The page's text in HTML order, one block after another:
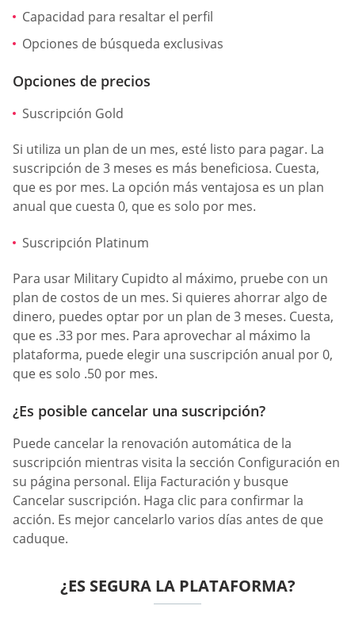
Capacidad para resaltar el perfil
Opciones de búsqueda exclusivas
Opciones de precios
Suscripción Gold
Si utiliza un plan de un mes, esté listo para pagar. La
suscripción de 3 meses es más beneficiosa. Cuesta,
que es por mes. La opción más ventajosa es un plan
anual que cuesta 0, que es solo por mes.
Suscripción Platinum
Para usar Military Cupidto al máximo, pruebe con un
plan de costos de un mes. Si quieres ahorrar algo de
dinero, puedes optar por un plan de 3 meses. Cuesta,
que es .33 por mes. Para aprovechar al máximo la
plataforma, puede elegir una suscripción anual por 0,
que es solo .50 por mes.
¿Es posible cancelar una suscripción?
Puede cancelar la renovación automática de la
suscripción mientras visita la sección Configuración en
su página personal. Elija Facturación y busque
Cancelar suscripción. Haga clic para confirmar la
acción. Es mejor cancelarlo varios días antes de que
caduque.
¿ES SEGURA LA PLATAFORMA?